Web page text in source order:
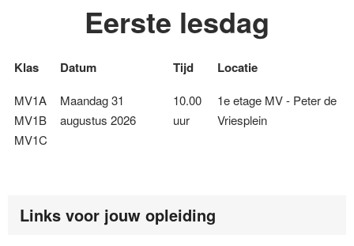
Eerste lesdag
Klas Datum Tijd Locatie
MV1A
MV1B
MV1C
Maandag 31
augustus 2026
10.00
uur
1e etage MV - Peter de
Vriesplein
Links voor jouw opleiding